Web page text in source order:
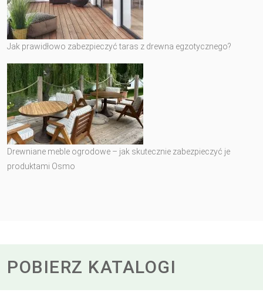
Jak prawidłowo zabezpieczyć taras z drewna egzotycznego?
Drewniane meble ogrodowe – jak skutecznie zabezpieczyć je
produktami Osmo
POBIERZ KATALOGI